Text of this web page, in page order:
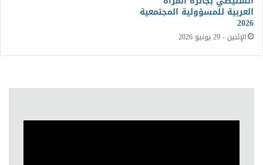
العربية للمسؤولية المجتمعية
2026
الإثنين - 29 يونيو 2026